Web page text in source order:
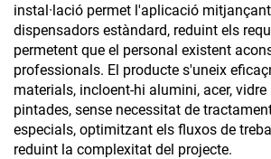
instal·lació permet l'aplicació
dispensadors estàndard, reduint els
permetent que el personal existent
professionals. El producte s'uneix
materials, incloent-hi alumini, acer,
pintades, sense necessitat de
especials, optimitzant els fluxos de
reduint la complexitat del projecte.